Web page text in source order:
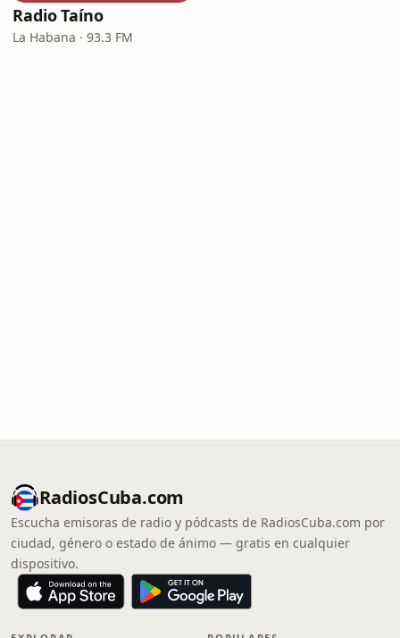
Radio Taíno
La Habana · 93.3 FM
RadiosCuba.com
Escucha emisoras de radio y pódcasts de RadiosCuba.com por
ciudad, género o estado de ánimo — gratis en cualquier
dispositivo.